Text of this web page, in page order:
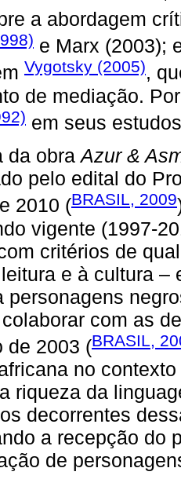
a abordagem
e Marx (2003);
Vygotsky (2005),
de mediação.
em seus
da obraAzur &
pelo edital do
2010 (BRASIL, 2009
vigente (1997-
critérios de
e à cultura –
personagens
com as
de 2003 (BRASIL,
no
riqueza da
decorrentes
a recepção do
de